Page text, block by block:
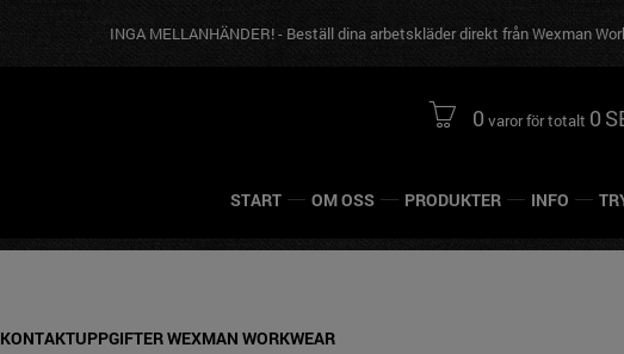
INGA MELLANHÄNDER! - Beställ dina arbetskläder direkt från Wexman Workwear
0 varor för totalt 0
START OM OSS PRODUKTER INFO
KONTAKTUPPGIFTER WEXMAN WORKWEAR